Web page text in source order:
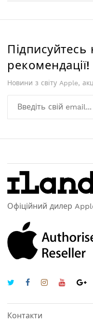
рекомендації!
Новини з світу Apple,
Офіційний дилер
Контакти